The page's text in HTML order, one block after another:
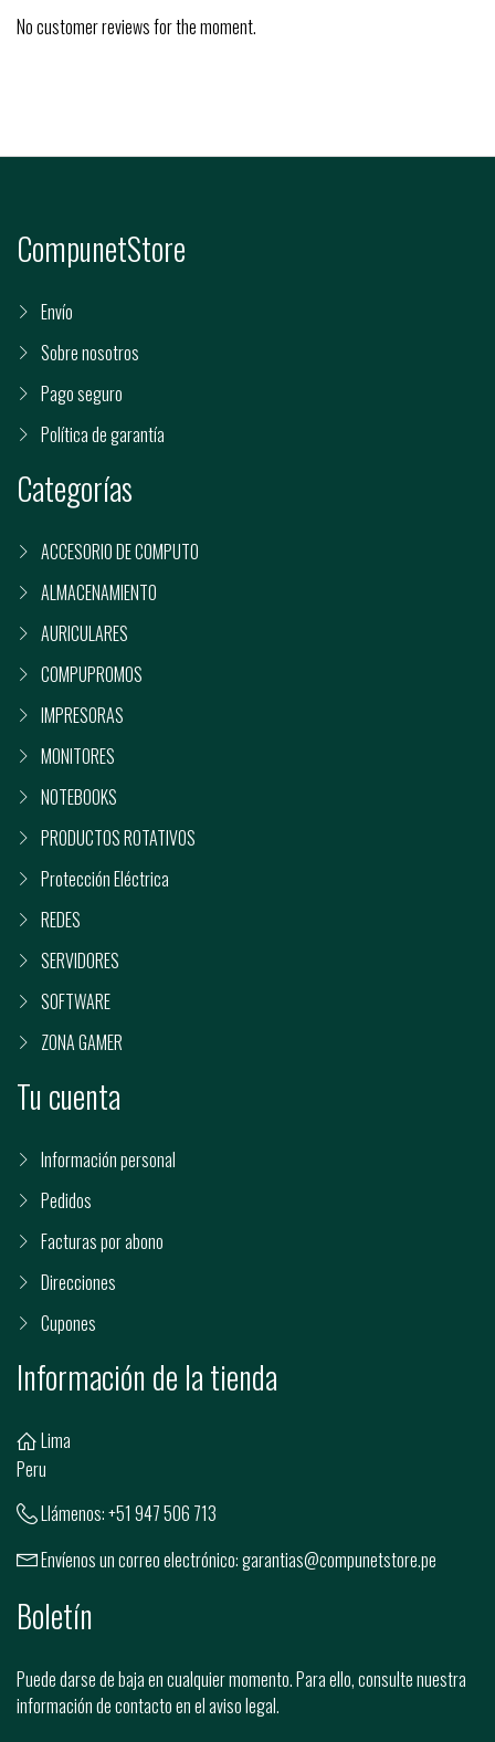
No customer reviews for the moment.
CompunetStore
Envío
Sobre nosotros
Pago seguro
Política de garantía
Categorías
ACCESORIO DE COMPUTO
ALMACENAMIENTO
AURICULARES
COMPUPROMOS
IMPRESORAS
MONITORES
NOTEBOOKS
PRODUCTOS ROTATIVOS
Protección Eléctrica
REDES
SERVIDORES
SOFTWARE
ZONA GAMER
Tu cuenta
Información personal
Pedidos
Facturas por abono
Direcciones
Cupones
Información de la tienda
Lima
Peru
Llámenos:+51 947 506 713
Envíenos un correo electrónico:garantias@compunetstore.pe
Boletín
Puede darse de baja en cualquier momento. Para ello, consulte nuestra
información de contacto en el aviso legal.